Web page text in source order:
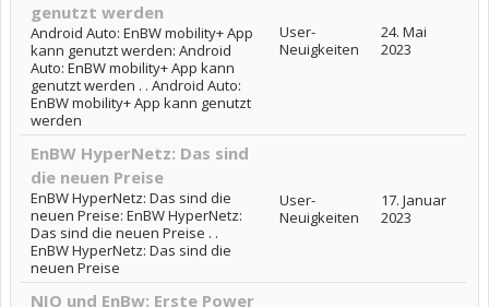
genutzt werden
Android Auto: EnBW mobility+ App
kann genutzt werden: Android
Auto: EnBW mobility+ App kann
genutzt werden . . Android Auto:
EnBW mobility+ App kann genutzt
werden
User-
Neuigkeiten
24. Mai
2023
EnBW HyperNetz: Das sind
die neuen Preise
EnBW HyperNetz: Das sind die
neuen Preise: EnBW HyperNetz:
Das sind die neuen Preise . .
EnBW HyperNetz: Das sind die
neuen Preise
User-
Neuigkeiten
17. Januar
2023
NIO und EnBw: Erste Power